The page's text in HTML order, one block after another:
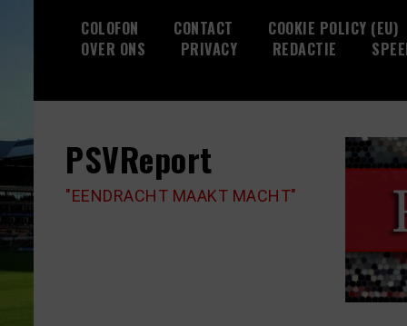
COLOFON CONTACT COOKIE POLICY (EU)
OVER ONS
PRIVACY REDACTIE
PSVReport
"EENDRACHT MAAKT MACHT"